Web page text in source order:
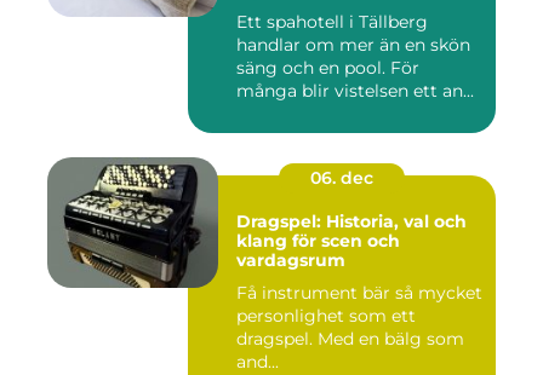
Ett spahotell i Tällberg
handlar om mer än en skön
säng och en pool. För
många blir vistelsen ett an...
06. dec
Dragspel: Historia, val och
klang för scen och
vardagsrum
Få instrument bär så mycket
personlighet som ett
dragspel. Med en bälg som
and...